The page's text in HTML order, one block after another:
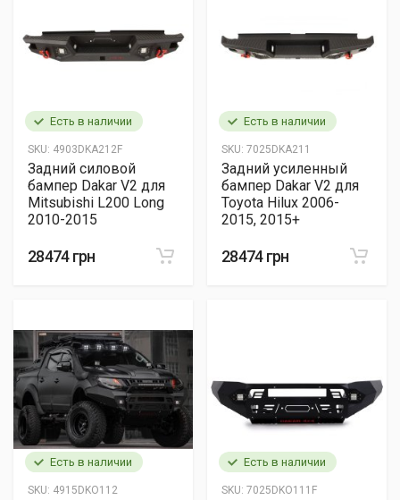
Есть в наличии
SKU: 4903DKA212F
Задний силовой
бампер Dakar V2 для
Mitsubishi L200 Long
2010-2015
28474 грн
Есть в наличии
SKU: 7025DKA211
Задний усиленный
бампер Dakar V2 для
Toyota Hilux 2006-
2015, 2015+
28474 грн
Есть в наличии
SKU: 4915DKO112
Есть в наличии
SKU: 7025DKO111F